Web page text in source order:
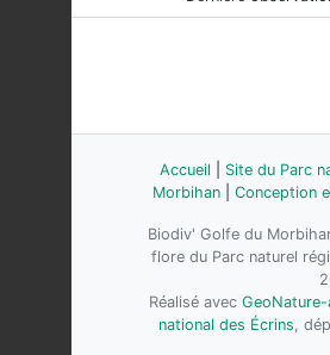
Accueil
Site du Parc
Morbihan| Conception
Biodiv' Golfe du
flore du Parc naturel
Réalisé avec GeoNature-
national des Écrins,